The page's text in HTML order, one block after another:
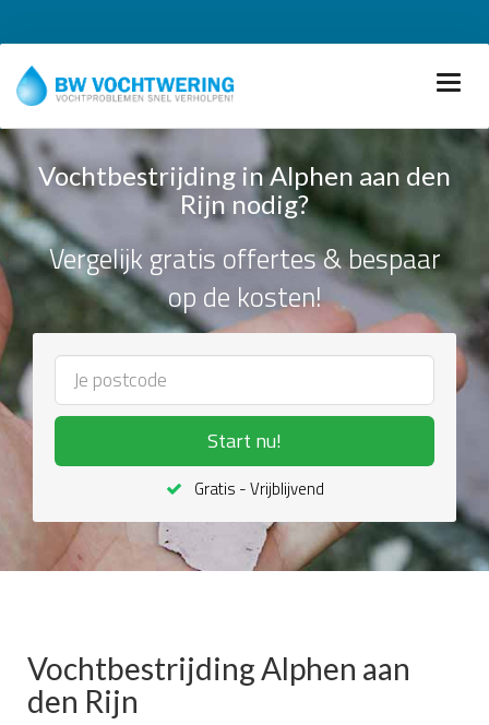
Vochtbestrijding in Alphen aan den
Rijn nodig?
Vergelijk gratis offertes & bespaar
op de kosten!
Start nu!
Gratis - Vrijblijvend
Vochtbestrijding Alphen aan
den Rijn